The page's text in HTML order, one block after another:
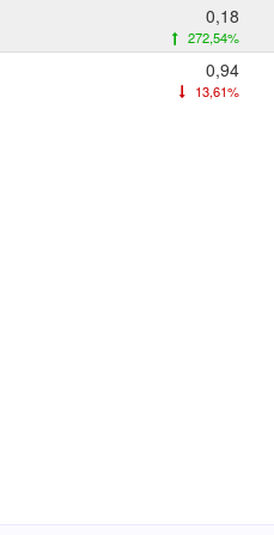
0,18
272,54%
0,94
13,61%